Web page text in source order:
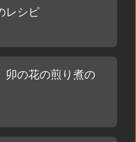
レシピ
卯の花の煎り煮の